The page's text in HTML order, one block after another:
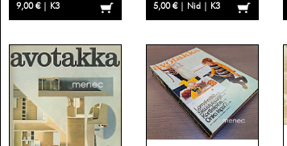
9,00 € | K3 5,00 € | Nid | K3